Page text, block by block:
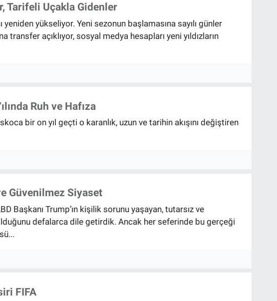
Tarifeli Uçakla Gidenler
yeniden yükseliyor. Yeni sezonun başlamasına sayılı günler
transfer açıklıyor, sosyal medya hesapları yeni yıldızların
Ruh ve Hafıza
bir on yıl geçti o karanlık, uzun ve tarihin akışını değiştiren
Güvenilmez Siyaset
Başkanı Trump’ın kişilik sorunu yaşayan, tutarsız ve
defalarca dile getirdik. Ancak her seferinde bu gerçeği
FIFA